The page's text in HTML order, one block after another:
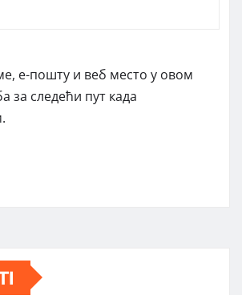
е-пошту и веб место у овом
за следећи пут када